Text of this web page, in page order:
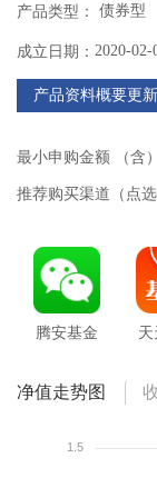
产品类型： 债券型
成立日期： 2020-02-
产品资料概要更新
最小申购金额 （含
推荐购买渠道（点
腾安基金 天
净值走势图